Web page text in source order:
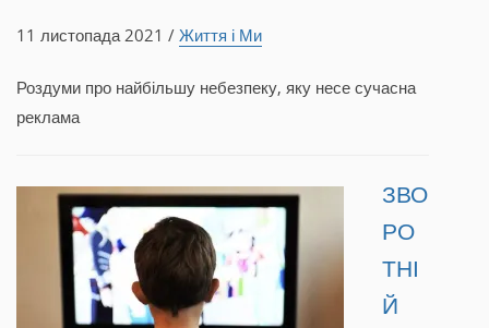
11 листопада 2021 / Життя і Ми
Роздуми про найбільшу небезпеку, яку несе сучасна
реклама
ЗВО
РО
ТНІ
Й